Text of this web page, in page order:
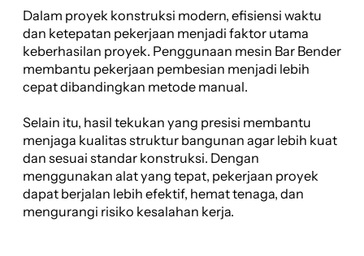
Dalam proyek konstruksi modern, efisiensi waktu
dan ketepatan pekerjaan menjadi faktor utama
keberhasilan proyek. Penggunaan mesin Bar Bender
membantu pekerjaan pembesian menjadi lebih
cepat dibandingkan metode manual.
Selain itu, hasil tekukan yang presisi membantu
menjaga kualitas struktur bangunan agar lebih kuat
dan sesuai standar konstruksi. Dengan
menggunakan alat yang tepat, pekerjaan proyek
dapat berjalan lebih efektif, hemat tenaga, dan
mengurangi risiko kesalahan kerja.